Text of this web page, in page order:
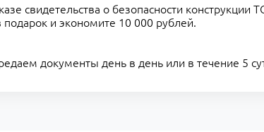
свидетельства о безопасности
и экономите 10 000 рублей.
документы день в день или в течение 5